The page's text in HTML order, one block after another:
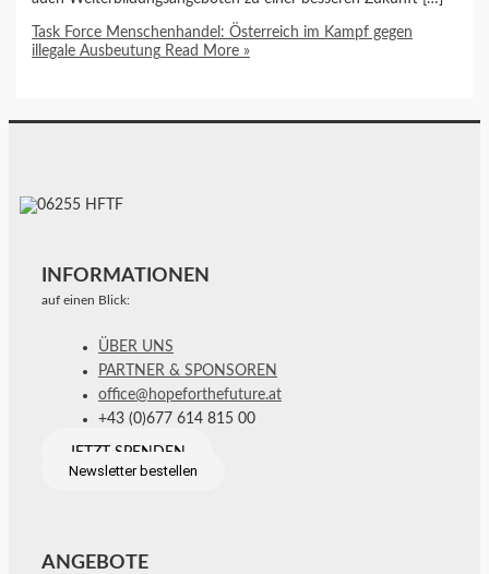
Task Force Menschenhandel: Österreich im Kampf gegen
illegale Ausbeutung Read More »
INFORMATIONEN
auf einen Blick:
ÜBER UNS
PARTNER & SPONSOREN
office@hopeforthefuture.at
+43 (0)677 614 815 00
JETZT SPENDEN
Newsletter bestellen
ANGEBOTE